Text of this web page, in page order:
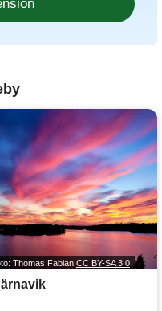
Thomas Fabian CC BY-SA 3.0